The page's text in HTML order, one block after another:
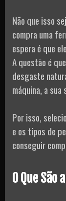
Não que isso
compra uma
espera é que
A questão é
desgaste
máquina, a
Por isso,
e os tipos de
conseguir
O Que São